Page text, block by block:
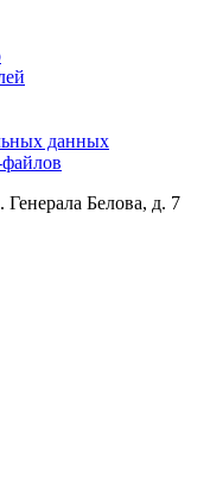
данных
Белова, д. 7